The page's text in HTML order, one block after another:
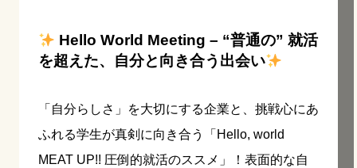
Hello World Meeting – “普通の” 就活
を超えた、自分と向き合う出会い
「自分らしさ」を大切にする企業と、挑戦心にあ
ふれる学生が真剣に向き合う「Hello, world
MEAT UP!! 圧倒的就活のススメ」！表面的な自